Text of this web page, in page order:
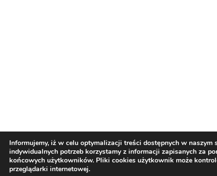
Informujemy, iż w celu optymalizacji treści dostępnych w
indywidualnych potrzeb korzystamy z informacji zapisanych za
końcowych użytkowników. Pliki cookies użytkownik może
przeglądarki internetowej.